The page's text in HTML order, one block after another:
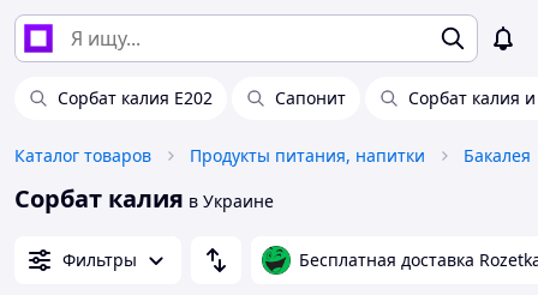
Сорбат калия Е202 Сапонит Сорбат калия
Каталог товаров Продукты питания, напитки Бакалея
Сорбат калия в Украине
Фильтры Бесплатная доставка